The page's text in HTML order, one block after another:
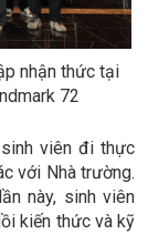
nhận thức tại
72
viên đi thực
với Nhà trường.
này, sinh viên
kiến thức và kỹ